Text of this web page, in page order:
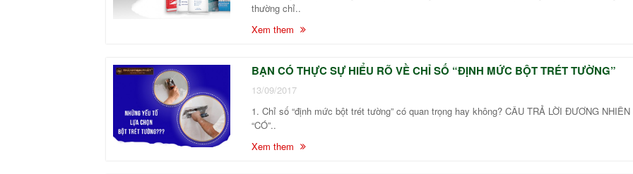
thường chỉ..
Xem them
BẠN CÓ THỰC SỰ HIỂU RÕ VỀ CHỈ SỐ “ĐỊNH MỨC BỘT TRÉT TƯỜNG”
13/09/2017
1. Chỉ số “định mức bột trét tường” có quan trọng hay không? CÂU TRẢ LỜI ĐƯƠNG NHIÊN
“CÓ”..
Xem them